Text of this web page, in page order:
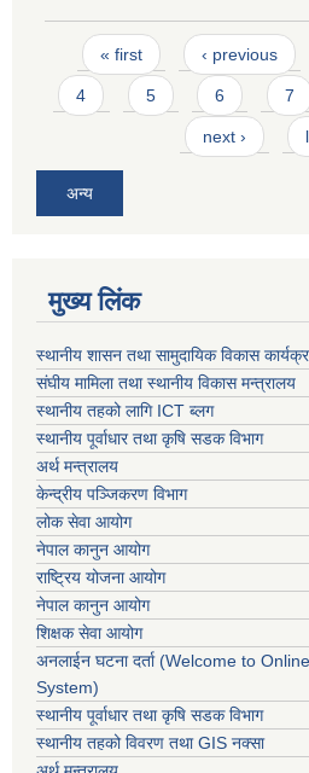
Pages
« first ‹ previous
4 5 6 7
next ›
अन्य
मुख्य लिंक
स्थानीय शासन तथा सामुदायिक विकास
संघीय मामिला तथा स्थानीय विकास मन्त्रालय
स्थानीय तहको लागि ICT ब्लग
स्थानीय पूर्वाधार तथा कृषि सडक विभाग
अर्थ मन्त्रालय
केन्द्रीय पञ्जिकरण विभाग
लोक सेवा आयोग
नेपाल कानुन आयोग
राष्ट्रिय योजना आयोग
नेपाल कानुन आयोग
शिक्षक सेवा आयोग
अनलाईन घटना दर्ता (Welcome to
System)
स्थानीय पूर्वाधार तथा कृषि सडक विभाग
स्थानीय तहको विवरण तथा GIS नक्सा